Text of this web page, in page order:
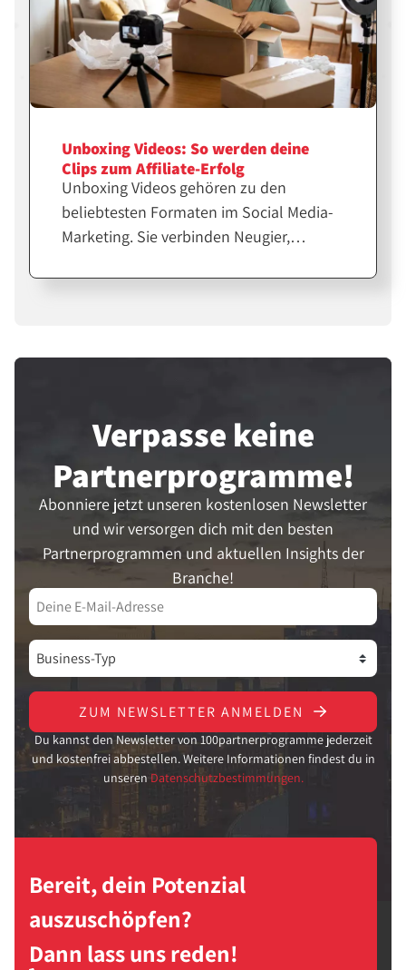
Unboxing Videos: So werden deine
Clips zum Affiliate-Erfolg
Unboxing Videos gehören zu den
beliebtesten Formaten im Social Media-
Marketing. Sie verbinden Neugier,
Für Affiliates und Creator sind sie eine
Verpasse keine
Partner­programme!
Abonniere jetzt unseren kostenlosen Newsletter
und wir versorgen dich mit den besten
Partnerprogrammen und aktuellen Insights der
Branche!
ZUM NEWSLETTER ANMELDEN
Du kannst den Newsletter von 100partnerprogramme jederzeit
und kostenfrei abbestellen. Weitere Informationen findest du in
unseren Datenschutzbestimmungen.
Bereit, dein Potenzial
auszuschöpfen?
Dann lass uns reden!